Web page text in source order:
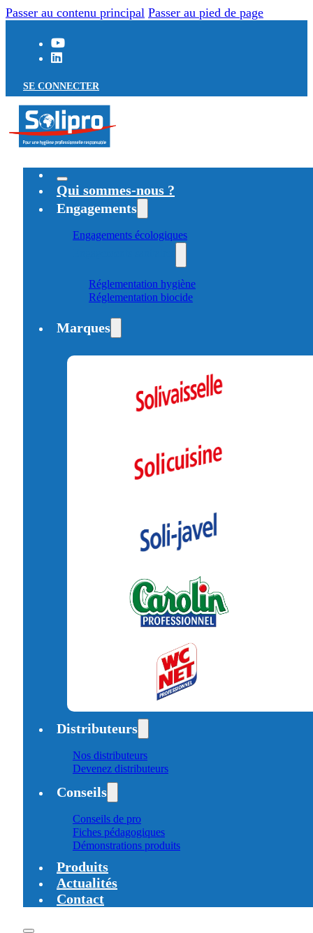
Passer au contenu principal Passer au pied de page
SE CONNECTER
Qui sommes-nous ?
Engagements
Engagements écologiques
Réglementation hygiène
Réglementation biocide
Marques
Distributeurs
Nos distributeurs
Devenez distributeurs
Conseils
Conseils de pro
Fiches pédagogiques
Démonstrations produits
Produits
Actualités
Contact